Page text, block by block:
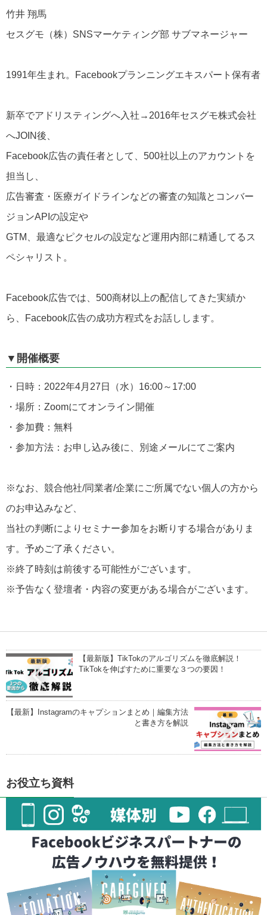
竹井 翔馬
セスグモ（株）SNSマーケティング部 サブマネージャー
1991年生まれ。Facebookプランニングエキスパート保有者
新卒でアドリスティングへ入社→2016年セスグモ株式会社
へJOIN後、
Facebook広告の責任者として、500社以上のアカウントを
担当し、
広告審査・医療ガイドラインなどの審査の知識とコンバー
ジョンAPIの設定や
GTM、最適なピクセルの設定など運用内部に精通してるス
ペシャリスト。
Facebook広告では、500商材以上の配信してきた実績か
ら、Facebook広告の成功方程式をお話しします。
▼開催概要
・日時：2022年4月27日（水）16:00～17:00
・場所：Zoomにてオンライン開催
・参加費：無料
・参加方法：お申し込み後に、別途メールにてご案内
※なお、競合他社/同業者/企業にご所属でない個人の方から
のお申込みなど、
当社の判断によりセミナー参加をお断りする場合がありま
す。予めご了承ください。
※終了時刻は前後する可能性がございます。
※予告なく登壇者・内容の変更がある場合がございます。
【最新版】TikTokのアルゴリズムを徹底解説！
TikTokを伸ばすために重要な３つの要因！
【最新】Instagramのキャプションまとめ｜編集方法
と書き方を解説
お役立ち資料